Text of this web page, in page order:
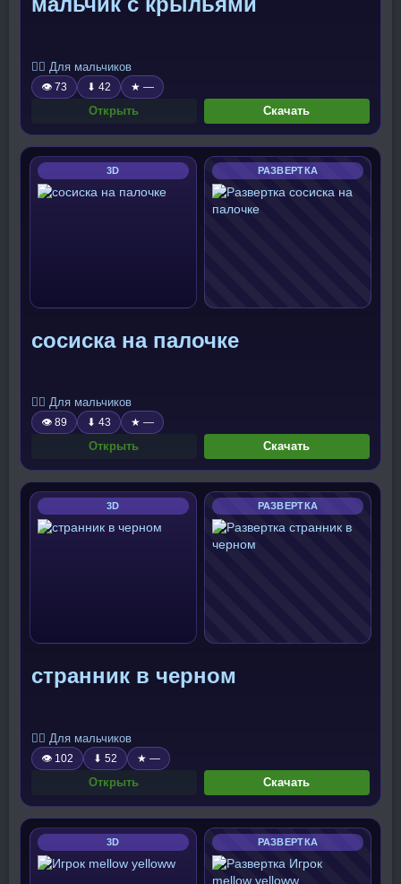
🧍‍♂️ Для мальчиков
👁 73 ⬇ 42 ★ —
Открыть Скачать
3D РАЗВЕРТКА
сосиска на палочке
🧍‍♂️ Для мальчиков
👁 89 ⬇ 43 ★ —
Открыть Скачать
3D РАЗВЕРТКА
странник в черном
🧍‍♂️ Для мальчиков
👁 102 ⬇ 52 ★ —
Открыть Скачать
3D РАЗВЕРТКА